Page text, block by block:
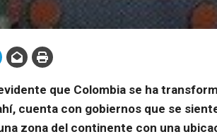
que Colombia se ha
cuenta con gobiernos que se
zona del continente con una